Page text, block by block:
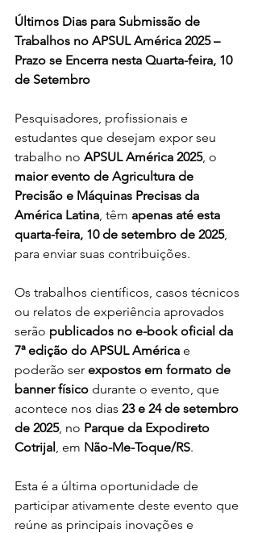
Últimos Dias para Submissão de
Trabalhos no APSUL América 2025 –
Prazo se Encerra nesta Quarta-feira, 10
de Setembro
Pesquisadores, profissionais e
estudantes que desejam expor seu
trabalho no APSUL América 2025, o
maior evento de Agricultura de
Precisão e Máquinas Precisas da
América Latina, têm apenas até esta
quarta-feira, 10 de setembro de 2025,
para enviar suas contribuições.
Os trabalhos científicos, casos técnicos
ou relatos de experiência aprovados
serão publicados no e-book oficial da
7ª edição do APSUL América e
poderão ser expostos em formato de
banner físico durante o evento, que
acontece nos dias 23 e 24 de setembro
de 2025, no Parque da Expodireto
Cotrijal, em Não-Me-Toque/RS.
Esta é a última oportunidade de
participar ativamente deste evento que
reúne as principais inovações e